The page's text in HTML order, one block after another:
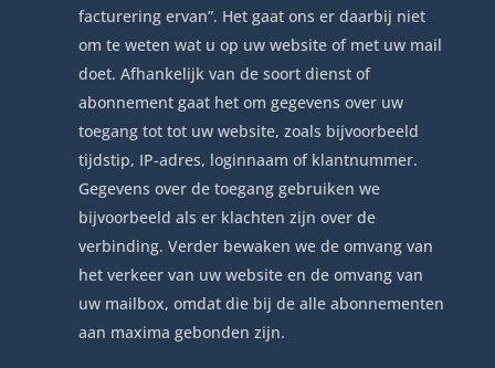
facturering ervan”. Het gaat ons er daarbij niet
om te weten wat u op uw website of met uw mail
doet. Afhankelijk van de soort dienst of
abonnement gaat het om gegevens over uw
toegang tot tot uw website, zoals bijvoorbeeld
tijdstip, IP-adres, loginnaam of klantnummer.
Gegevens over de toegang gebruiken we
bijvoorbeeld als er klachten zijn over de
verbinding. Verder bewaken we de omvang van
het verkeer van uw website en de omvang van
uw mailbox, omdat die bij de alle abonnementen
aan maxima gebonden zijn.